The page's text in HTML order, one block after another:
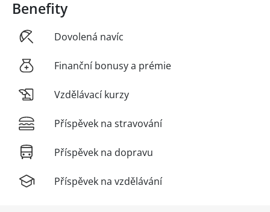
Benefity
Dovolená navíc
Finanční bonusy a prémie
Vzdělávací kurzy
Příspěvek na stravování
Příspěvek na dopravu
Příspěvek na vzdělávání